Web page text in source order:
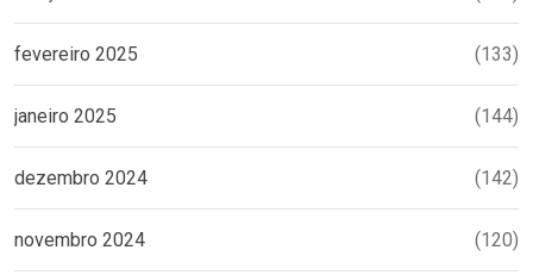
fevereiro 2025 (133)
janeiro 2025 (144)
dezembro 2024 (142)
novembro 2024 (120)